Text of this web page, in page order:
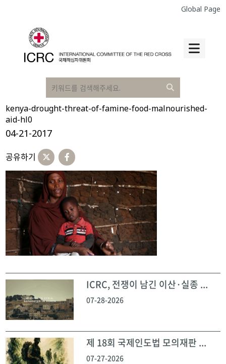
Global Page
kenya-drought-threat-of-famine-food-malnourished-
aid-hl0
04-21-2017
공유하기
ICRC, 전쟁이 남긴 이산·실종 ...
07-28-2026
제 18회 국제인도법 모의재판 ...
07-27-2026